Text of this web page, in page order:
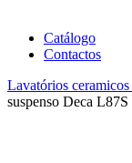
Catálogo
Contactos
Lavatórios ceramicos
suspenso Deca L87S